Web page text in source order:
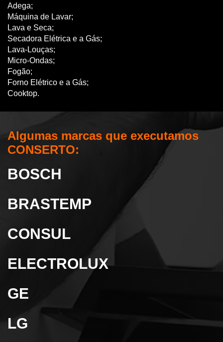
Adega;
Máquina de Lavar;
Lava e Seca;
Secadora Elétrica e a Gás;
Lava-Louças;
Micro-Ondas;
Fogão;
Forno Elétrico e a Gás;
Cooktop.
Algumas marcas que executamos
CONSERTO:
BOSCH
BRASTEMP
CONSUL
ELECTROLUX
GE
LG